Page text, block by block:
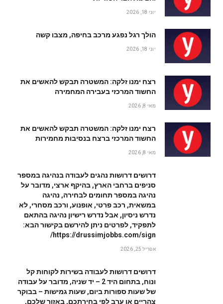
יוני 18, 2026
הולך רגל נפגע מרכב בחיפה, מצבו קשה
יוני 18, 2026
רצח ימנו זלקה: המשטרה תבקש להאשים את
החשוד המרכזי בעבירה המחמירה
מאי 8, 2026
רצח ימנו זלקה: המשטרה תבקש להאשים את
החשוד המרכזי ברצח בנסיבות מחמירות
מאי 8, 2026
דרושים דרושות נהגים לעבודה בנהיגה במספר
סניפים ברחבי הארץ, בהיקף ארצי, מדובר על
נהיגה במספר תחומים לבחירה, נהיגה
במשאית, רכב פרטי, אופנוע, ורכב מסחרי, לא
נדרש ניסיון, אבל נדרש רישיון נהיגה בהתאם
לתפקיד, לפרטים ניתן להירשם בקישור הבא:
https://drussimjobbs.com/sign/
אפריל 25, 2026
דרושים דרושות לעבודה בשירות לקוחות קל
ונוח, בתחום היד 2 – יד שניה, מדובר על עבודה
של שעות ספורות ביום, שעות גמישות – בבוקר
צהריים או ערב לפי בחירתכם, באזור שלכם,